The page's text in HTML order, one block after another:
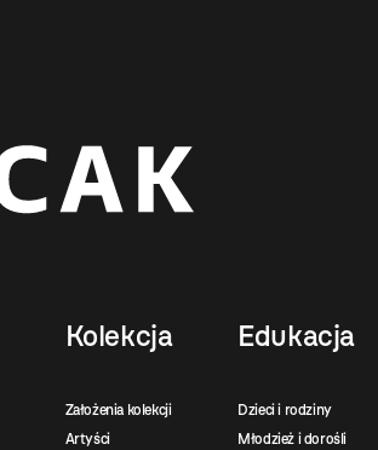
Kolekcja
Założenia kolekcji
Artyści
Edukacja
Dzieci i rodziny
Młodzież i dorośli